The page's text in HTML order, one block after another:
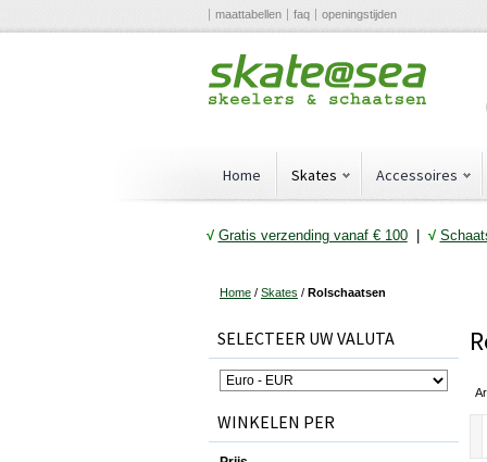
maattabellen faq openingstijden
Home Skates Accessoires
√ Gratis verzending vanaf € 100| √
Home / Skates / Rolschaatsen
SELECTEER UW VALUTA
WINKELEN PER